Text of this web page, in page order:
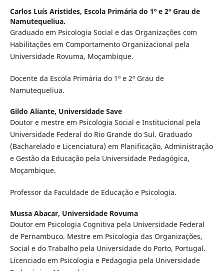
Carlos Luís Aristides, Escola Primária do 1º e 2º Grau de
Namutequeliua.
Graduado em Psicologia Social e das Organizações com
Habilitações em Comportamento Organizacional pela
Universidade Rovuma, Moçambique.
Docente da Escola Primária do 1º e 2º Grau de
Namutequeliua.
Gildo Aliante, Universidade Save
Doutor e mestre em Psicologia Social e Institucional pela
Universidade Federal do Rio Grande do Sul. Graduado
(Bacharelado e Licenciatura) em Planificação, Administração
e Gestão da Educação pela Universidade Pedagógica,
Moçambique.
Professor da Faculdade de Educação e Psicologia.
Mussa Abacar, Universidade Rovuma
Doutor em Psicologia Cognitiva pela Universidade Federal
de Pernambuco. Mestre em Psicologia das Organizações,
Social e do Trabalho pela Universidade do Porto, Portugal.
Licenciado em Psicologia e Pedagogia pela Universidade